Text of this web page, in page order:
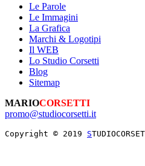
Le Parole
Le Immagini
La Grafica
Marchi & Logotipi
Il WEB
Lo Studio Corsetti
Blog
Sitemap
MARIOCORSETTI
promo@studiocorsetti.it
Copyright © 2019 S